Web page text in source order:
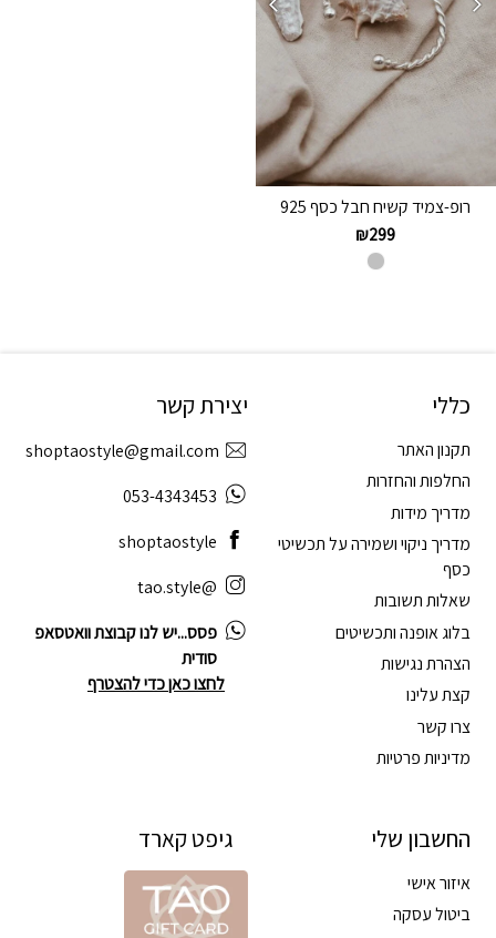
רופ-צמיד קשיח חבל כסף 925
₪299
כללי
תקנון האתר
החלפות והחזרות
מדריך מידות
מדריך ניקוי ושמירה על תכשיטי
כסף
שאלות תשובות
בלוג אופנה ותכשיטים
הצהרת נגישות
קצת עלינו
צרו קשר
מדיניות פרטיות
החשבון שלי
איזור אישי
ביטול עסקה
יצירת קשר
shoptaostyle@gmail.com
053-4343453
shoptaostyle
@tao.style
פסס...יש לנו קבוצת וואטסאפ
סודית
לחצו כאן כדי להצטרף
גיפט קארד